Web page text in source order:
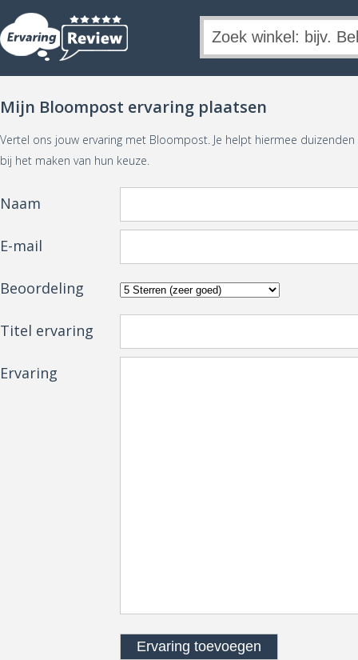
Mijn Bloompost ervaring plaatsen
Vertel ons jouw ervaring met Bloompost. Je helpt hiermee
bij het maken van hun keuze.
Naam
E-mail
Beoordeling
Titel ervaring
Ervaring